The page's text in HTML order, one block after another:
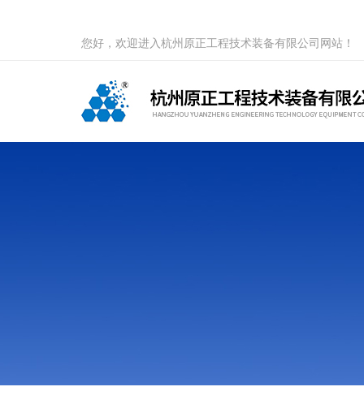
您好，欢迎进入杭州原正工程技术装备有限公司网站！